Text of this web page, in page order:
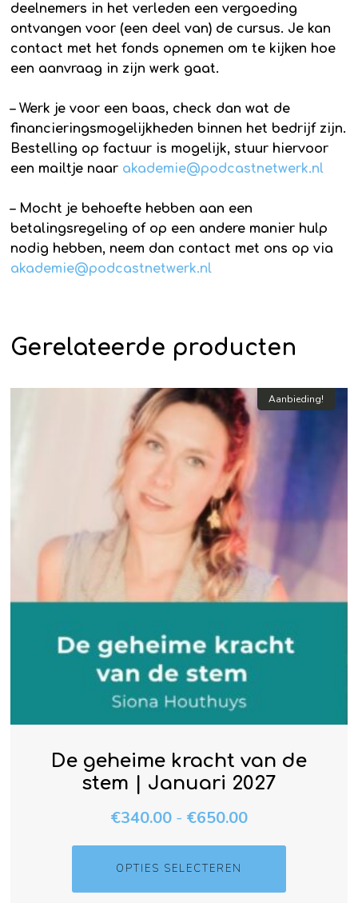
deelnemers in het verleden een vergoeding
ontvangen voor (een deel van) de cursus. Je kan
contact met het fonds opnemen om te kijken hoe
een aanvraag in zijn werk gaat.
– Werk je voor een baas, check dan wat de
financieringsmogelijkheden binnen het bedrijf zijn.
Bestelling op factuur is mogelijk, stuur hiervoor
een mailtje naar akademie@podcastnetwerk.nl
– Mocht je behoefte hebben aan een
betalingsregeling of op een andere manier hulp
nodig hebben, neem dan contact met ons op via
akademie@podcastnetwerk.nl
Gerelateerde producten
Aanbieding!
De geheime kracht van de
stem | Januari 2027
€340.00 - €650.00
OPTIES SELECTEREN